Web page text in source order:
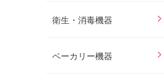
衛生・消毒機器
ベーカリー機器